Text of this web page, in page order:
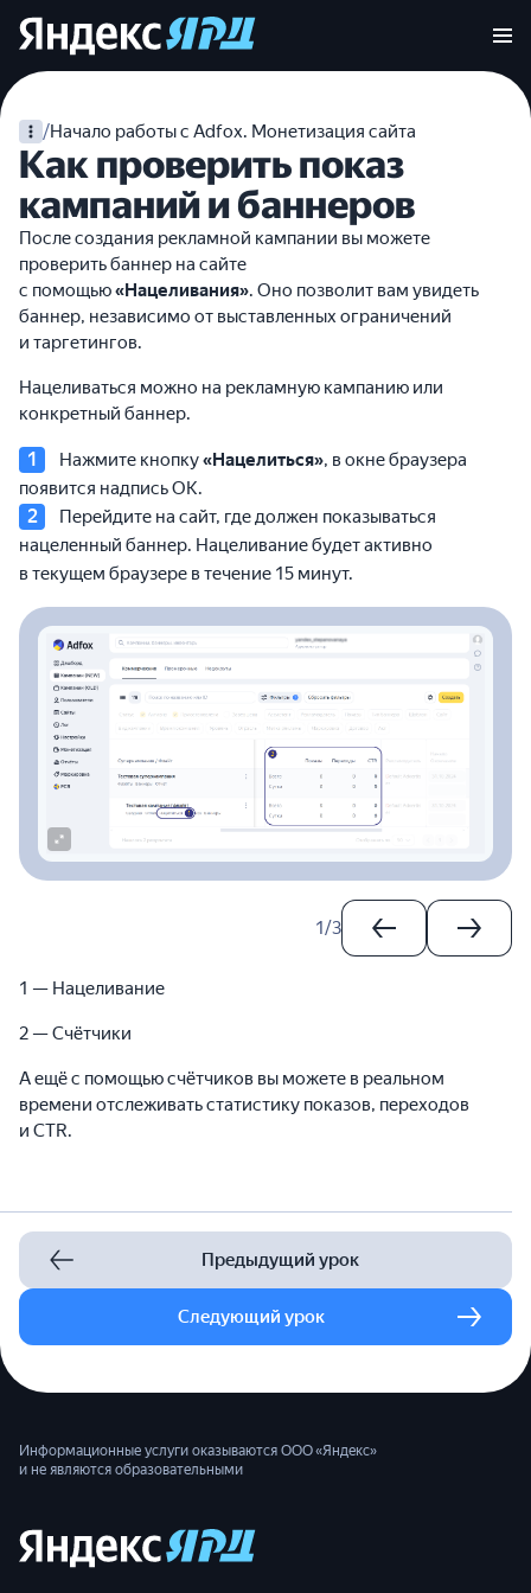
/Начало работы с Adfox. Монетизация сайта
Как проверить показ
кампаний и баннеров
После создания рекламной кампании вы можете
проверить баннер на сайте
с помощью«Нацеливания». Оно позволит вам увидеть
баннер, независимо от выставленных ограничений
и таргетингов.
Нацеливаться можно на рекламную кампанию или
конкретный баннер.
Нажмите кнопку«Нацелиться», в окне браузера
появится надпись ОК.
Перейдите на сайт, где должен показываться
нацеленный баннер. Нацеливание будет активно
в текущем браузере в течение 15 минут.
1/3
1 — Нацеливание
2 — Счётчики
А ещё с помощью счётчиков вы можете в реальном
времени отслеживать статистику показов, переходов
и CTR.
Предыдущий урок
Следующий урок
Информационные услуги оказываются ООО «Яндекс»
и не являются образовательными